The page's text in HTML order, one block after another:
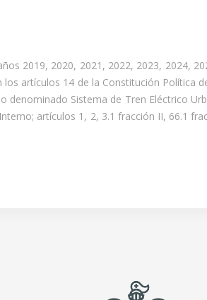
2019, 2020, 2021, 2022, 2023, 2024,
artículos 14 de la Constitución Política
Sistema de Tren Eléctrico
artículos 1, 2, 3.1 fracción II, 66.1